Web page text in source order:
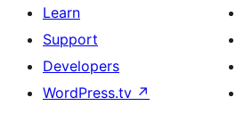
Learn
Support
Developers
WordPress.tv ↗